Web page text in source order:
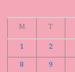
M
T
1
2
8
9